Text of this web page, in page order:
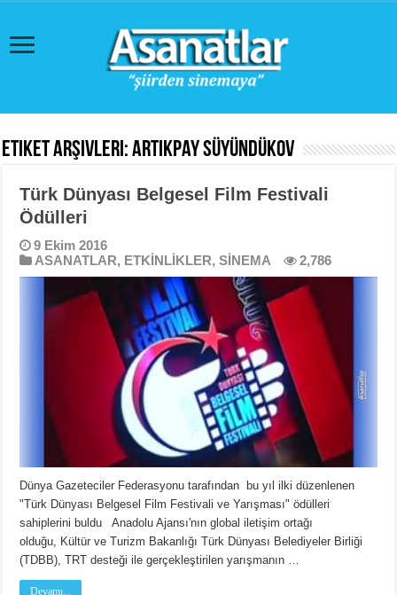
Etiket Arşivleri:Artıkpay Süyündükov
Türk Dünyası Belgesel Film Festivali
Ödülleri
9 Ekim 2016
ASANATLAR, ETKİNLİKLER,SİNEMA 2,786
Dünya Gazeteciler Federasyonu tarafından bu yıl ilki düzenlenen
"Türk Dünyası Belgesel Film Festivali ve Yarışması" ödülleri
sahiplerini buldu Anadolu Ajansı'nın global iletişim ortağı
olduğu, Kültür ve Turizm Bakanlığı Türk Dünyası Belediyeler Birliği
(TDBB), TRT desteği ile gerçekleştirilen yarışmanın …
Devamı...